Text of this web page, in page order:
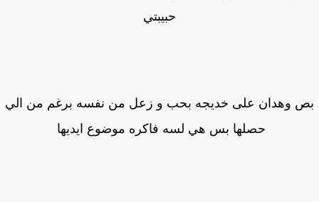
حبيبتي
وهدان على خديجه بحب و زعل من نفسه برغم من الي
حصلها بس هي لسه فاكره موضوع ايديها